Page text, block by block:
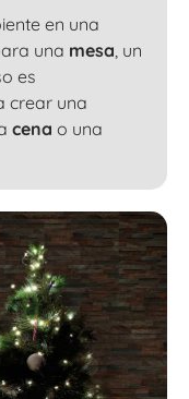
en una
una mesa, un
es
crear una
cena o una